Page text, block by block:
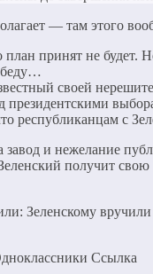
— там этого
план принят не
своей
республиканцам с
завод и нежелание
получит
Зеленскому
Cсылка